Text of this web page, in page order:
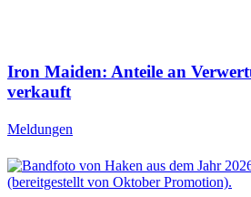
Iron Maiden: Anteile an
verkauft
Meldungen